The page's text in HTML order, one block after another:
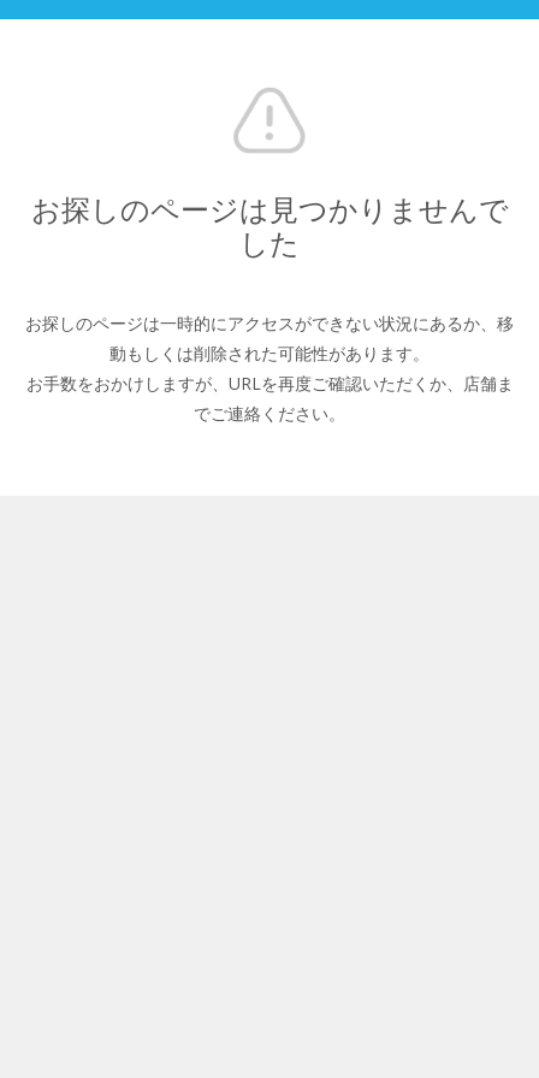
お探しのページは見つかりませんで
した
お探しのページは一時的にアクセスができない状況にあるか、 移
動もしくは削除された可能性があります。
お手数をおかけしますが、URLを再度ご確認いただくか、 店舗ま
でご連絡ください。